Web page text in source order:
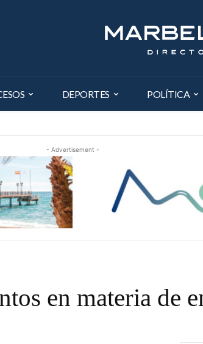
DEPORTES POLÍTICA
- Advertisement -
en materia de